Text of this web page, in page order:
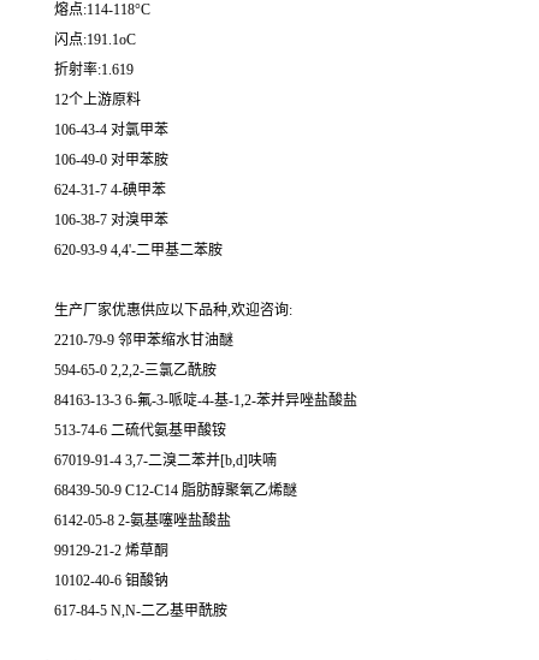
熔点:114-118°C
闪点:191.1oC
折射率:1.619
12个上游原料
106-43-4 对氯甲苯
106-49-0 对甲苯胺
624-31-7 4-碘甲苯
106-38-7 对溴甲苯
620-93-9 4,4'-二甲基二苯胺
生产厂家优惠供应以下品种,欢迎咨询:
2210-79-9 邻甲苯缩水甘油醚
594-65-0 2,2,2-三氯乙酰胺
84163-13-3 6-氟-3-哌啶-4-基-1,2-苯并异唑盐酸盐
513-74-6 二硫代氨基甲酸铵
67019-91-4 3,7-二溴二苯并[b,d]呋喃
68439-50-9 C12-C14 脂肪醇聚氧乙烯醚
6142-05-8 2-氨基噻唑盐酸盐
99129-21-2 烯草酮
10102-40-6 钼酸钠
617-84-5 N,N-二乙基甲酰胺